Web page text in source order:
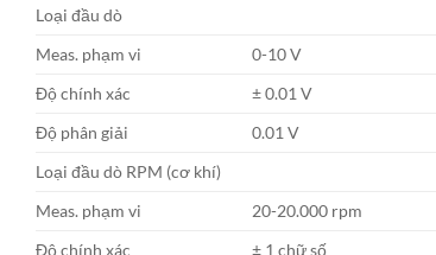
Loại đầu dò
Meas. phạm vi
0-10 V
Độ chính xác
± 0.01 V
Độ phân giải
0.01 V
Loại đầu dò RPM (cơ khí)
Meas. phạm vi
20-20.000 rpm
Độ chính xác
± 1 chữ số